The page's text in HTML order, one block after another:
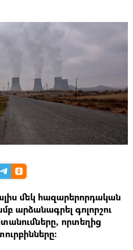
մեկ հազարերորդական
արձանագրել գոլորշու
որտեղից